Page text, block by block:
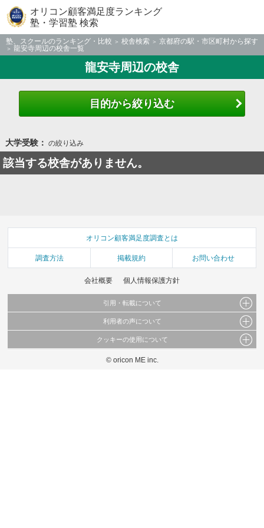
オリコン顧客満足度ランキング
塾・学習塾 検索
塾、スクールのランキング・比較 校舎検索
京都府の駅・市区町村から探す
龍安寺周辺の校舎一覧
龍安寺周辺の校舎
目的から絞り込む
大学受験： の絞り込み
該当する校舎がありません。
オリコン顧客満足度調査とは
調査方法 掲載規約 お問い合わせ
会社概要 個人情報保護方針
引用・転載について
当サイトで公開されている情報（文字、写真、イラスト、画像データ等）及びこれらの配
これらの情報を権利者の許可なく無断転載・複製などの二次利用を行うことは固く禁じて
利用者の声について
当サイトに掲載している内容はすべてサービスの利用者が提出された見解・感想です。
弊社の見解・ 意見ではないことをご理解いただいた上でご覧ください。
クッキーの使用について
このサイトでは Cookie を使用して、ユーザーに合わせたコンテンツや広告の表示、ソー
© oricon ME inc.